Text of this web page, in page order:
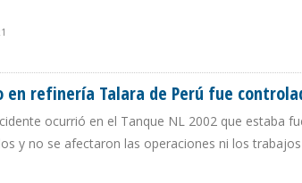
en refinería Talara de Perú fue
ocurrió en el Tanque NL 2002 que estaba
y no se afectaron las operaciones ni los